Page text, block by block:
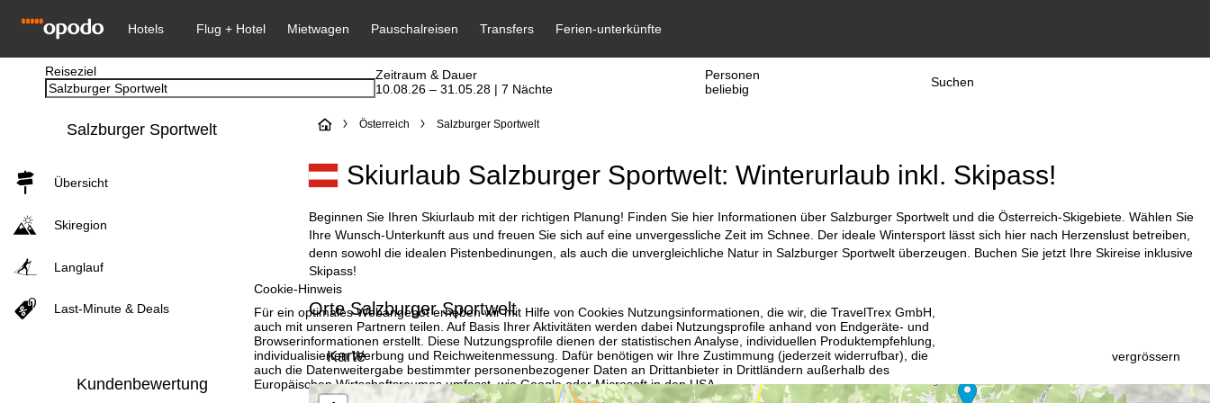
Cookie-Hinweis
Für ein optimales Webangebot erheben wir mit Hilfe von Cookies Nutzungsinformationen, die wir, die TravelTrex GmbH,
auch mit unseren Partnern teilen. Auf Basis Ihrer Aktivitäten werden dabei Nutzungsprofile anhand von Endgeräte- und
Browserinformationen erstellt. Diese Nutzungsprofile dienen der statistischen Analyse, individuellen Produktempfehlung,
individualisierten Werbung und Reichweitenmessung. Dafür benötigen wir Ihre Zustimmung (jederzeit widerrufbar), die
auch die Datenweitergabe bestimmter personenbezogener Daten an Drittanbieter in Drittländern außerhalb des
Europäischen Wirtschaftsraumes umfasst, wie Google oder Microsoft in den USA.
Reiseziel
Zeitraum & Dauer
10.08.26 – 31.05.28 | 7 Nächte
Personen
beliebig
Suchen
Salzburger Sportwelt
Übersicht
Skiregion
Langlauf
Last-Minute & Deals
Kundenbewertung
S
t
r
t
s
e
i
Österreich Salzburger Sportwelt
Skiurlaub Salzburger Sportwelt: Winterurlaub inkl. Skipass!
Beginnen Sie Ihren Skiurlaub mit der richtigen Planung! Finden Sie hier Informationen über Salzburger Sportwelt und die Österreich-Skigebiete. Wählen Sie
Ihre Wunsch-Unterkunft aus und freuen Sie sich auf eine unvergessliche Zeit im Schnee. Der ideale Wintersport lässt sich hier nach Herzenslust betreiben,
denn sowohl die idealen Pistenbedinungen, als auch die unvergleichliche Natur in Salzburger Sportwelt überzeugen. Buchen Sie jetzt Ihre Skireise inklusive
Skipass!
Orte Salzburger Sportwelt
Karte vergrössern